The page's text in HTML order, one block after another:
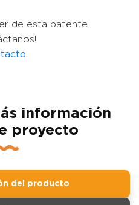
de esta patente
información
proyecto
del producto